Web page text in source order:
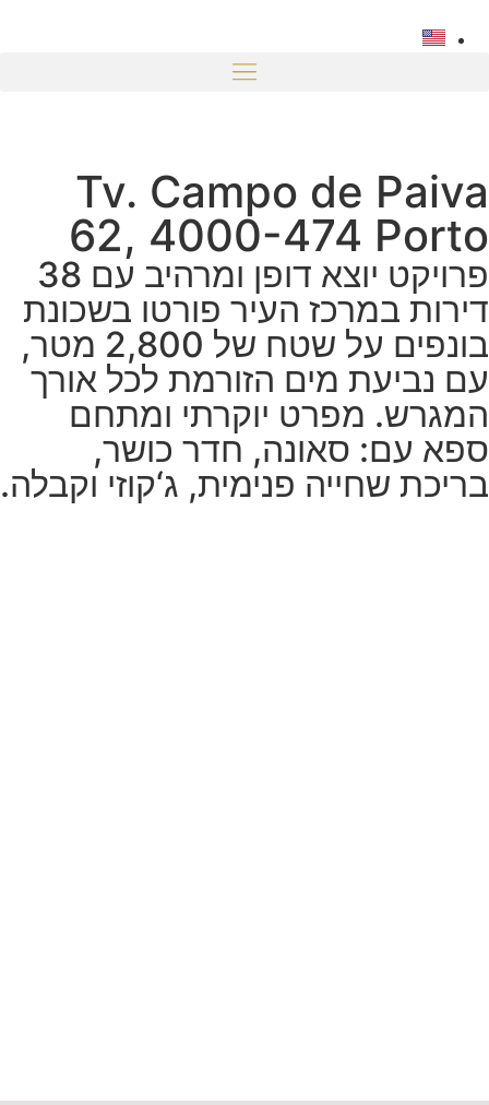
Tv. Campo de Paiva
62, 4000-474 Porto
פרויקט יוצא דופן ומרהיב עם 38
דירות במרכז העיר פורטו בשכונת
בונפים על שטח של 2,800 מטר,
עם נביעת מים הזורמת לכל אורך
המגרש. מפרט יוקרתי ומתחם
ספא עם: סאונה, חדר כושר,
בריכת שחייה פנימית, ג‘קוזי וקבלה.